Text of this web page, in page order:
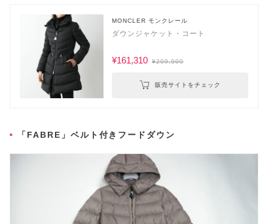
MONCLER モンクレール
ダウンジャケット・コート
¥161,310 ¥209,000
販売サイトをチェック
「FABRE」ベルト付きフードダウン